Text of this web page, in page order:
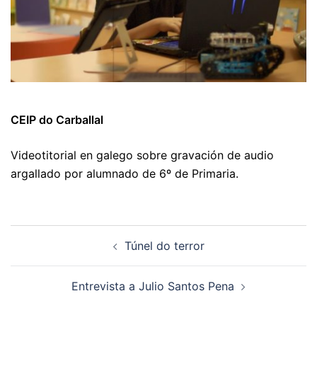
CEIP do Carballal
Videotitorial en galego sobre gravación de audio
argallado por alumnado de 6º de Primaria.
Túnel do terror
Entrevista a Julio Santos Pena